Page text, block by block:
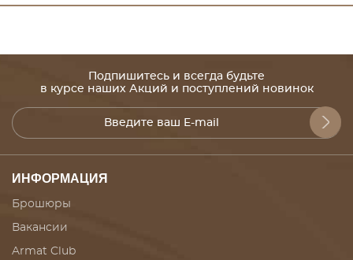
Подпишитесь и всегда будьте
в курсе наших Акций и поступлений новинок
ИНФОРМАЦИЯ
Брошюры
Вакансии
Armat Club